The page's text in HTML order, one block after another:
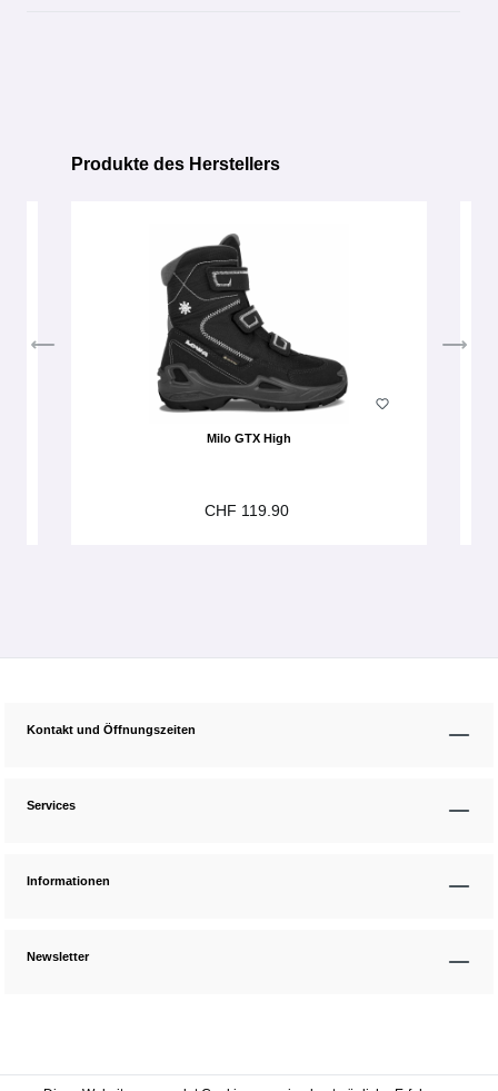
Produktgalerie überspringen
Produkte des Herstellers
Milo GTX High
CHF 119.90
Kontakt und Öffnungszeiten
Services
Informationen
Newsletter